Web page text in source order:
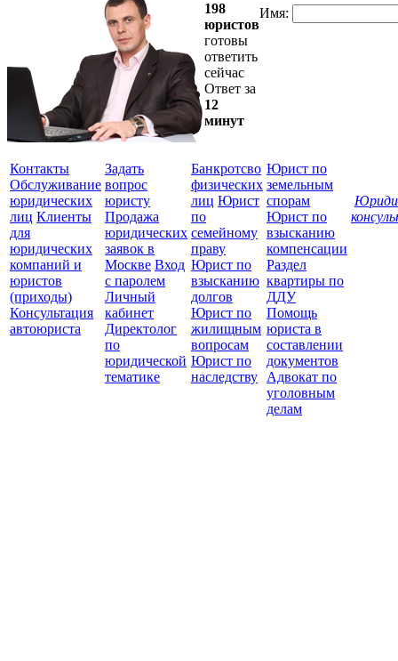
198
юристов
готовы
ответить
сейчас
Ответ за
12
минут
Имя:
Контакты
Обслуживание
юридических
лиц Клиенты
для
юридических
компаний и
юристов
(приходы)
Консультация
автоюриста
Задать
вопрос
юристу
Продажа
юридических
заявок в
Москве Вход
с паролем
Личный
кабинет
Директолог
по
юридической
тематике
Банкротсво
физических
лиц Юрист
по
семейному
праву
Юрист по
взысканию
долгов
Юрист по
жилищным
вопросам
Юрист по
наследству
Юрист по
земельным
спорам
Юрист по
взысканию
компенсации
Раздел
квартиры по
ДДУ
Помощь
юриста в
составлении
документов
Адвокат по
уголовным
делам